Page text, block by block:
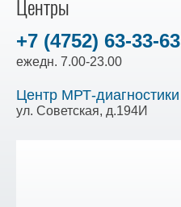
Центры
+7 (4752) 63-33-63
ежедн. 7.00-23.00
Центр МРТ-диагностики
ул. Советская, д.194И